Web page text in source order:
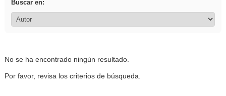
Buscar en:
No se ha encontrado ningún resultado.
Por favor, revisa los criterios de búsqueda.